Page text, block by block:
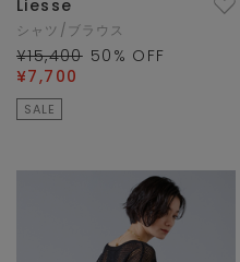
Liesse
シャツ/ブラウス
¥15,400 50 % OFF
¥7,700
SALE